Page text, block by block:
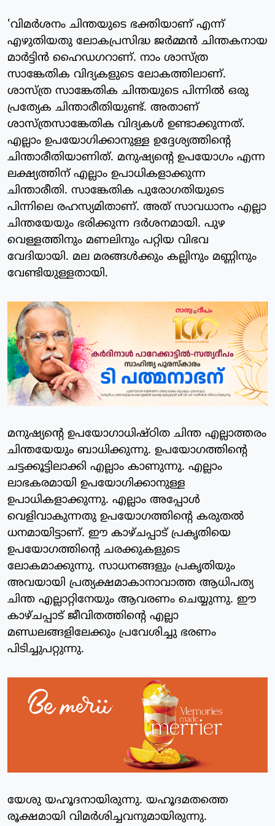
'വിമര്‍ശനം ചിന്തയുടെ ഭക്തിയാണ് എന്ന്
എഴുതിയതു ലോകപ്രസിദ്ധ ജര്‍മ്മന്‍ ചിന്തകനായ
മാര്‍ട്ടിന്‍ ഹൈഡഗറാണ്. നാം ശാസ്ത്ര
സാങ്കേതിക വിദ്യകളുടെ ലോകത്തിലാണ്.
ശാസ്ത്ര സാങ്കേതിക ചിന്തയുടെ പിന്നില്‍ ഒരു
പ്രത്യേക ചിന്താരീതിയുണ്ട്. അതാണ്
ശാസ്ത്രസാങ്കേതിക വിദ്യകള്‍ ഉണ്ടാക്കുന്നത്.
എല്ലാം ഉപയോഗിക്കാനുള്ള ഉദ്ദേശ്യത്തിന്റെ
ചിന്താരീതിയാണിത്. മനുഷ്യന്റെ ഉപയോഗം എന്ന
ലക്ഷ്യത്തിന് എല്ലാം ഉപാധികളാക്കുന്ന
ചിന്താരീതി. സാങ്കേതിക പുരോഗതിയുടെ
പിന്നിലെ രഹസ്യമിതാണ്. അത് സാവധാനം എല്ലാ
ചിന്തയേയും ഭരിക്കുന്ന ദര്‍ശനമായി. പുഴ
വെള്ളത്തിനും മണലിനും പറ്റിയ വിഭവ
വേദിയായി. മല മരങ്ങള്‍ക്കും കല്ലിനും മണ്ണിനും
വേണ്ടിയുള്ളതായി.
മനുഷ്യന്റെ ഉപയോഗാധിഷ്ഠിത ചിന്ത എല്ലാത്തരം
ചിന്തയേയും ബാധിക്കുന്നു. ഉപയോഗത്തിന്റെ
ചട്ടക്കൂട്ടിലാക്കി എല്ലാം കാണുന്നു. എല്ലാം
ലാഭകരമായി ഉപയോഗിക്കാനുള്ള
ഉപാധികളാക്കുന്നു. എല്ലാം അപ്പോള്‍
വെളിവാകുന്നതു ഉപയോഗത്തിന്റെ കരുതല്‍
ധനമായിട്ടാണ്. ഈ കാഴ്ചപ്പാട് പ്രകൃതിയെ
ഉപയോഗത്തിന്റെ ചരക്കുകളുടെ
ലോകമാക്കുന്നു. സാധനങ്ങളും പ്രകൃതിയും
അവയായി പ്രത്യക്ഷമാകാനാവാത്ത ആധിപത്യ
ചിന്ത എല്ലാറ്റിനേയും ആവരണം ചെയ്യുന്നു. ഈ
കാഴ്ചപ്പാട് ജീവിതത്തിന്റെ എല്ലാ
മണ്ഡലങ്ങളിലേക്കും പ്രവേശിച്ചു ഭരണം
പിടിച്ചുപറ്റുന്നു.
യേശു യഹൂദനായിരുന്നു. യഹൂദമതത്തെ
രൂക്ഷമായി വിമര്‍ശിച്ചവനുമായിരുന്നു.